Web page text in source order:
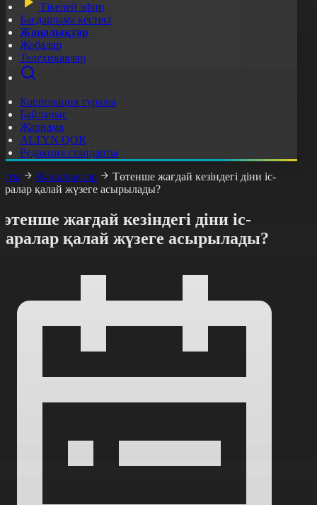
Тікелей эфир
Бағдарлама кестесі
Жаңалықтар
Жобалар
Телехикаялар
Корпорация туралы
Байланыс
Жарнама
ALTYN QOR
Редакция стандарты
Жаңалықтар
Төтенше жағдай кезіндегі діни іс-
қалай жүзеге асырылады?
жағдай кезіндегі діни іс-
қалай жүзеге асырылады?